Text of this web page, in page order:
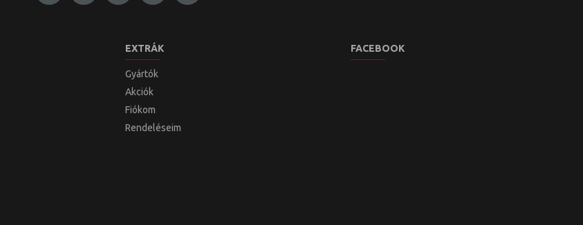
EXTRÁK
Gyártók
Akciók
Fiókom
Rendeléseim
FACEBOOK